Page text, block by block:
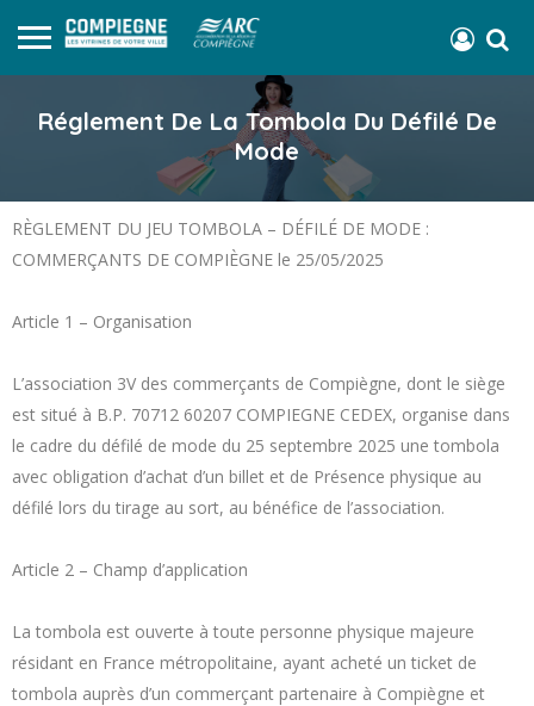
Réglement De La Tombola Du Défilé De
Mode
RÈGLEMENT DU JEU TOMBOLA – DÉFILÉ DE MODE :
COMMERÇANTS DE COMPIÈGNE le 25/05/2025
Article 1 – Organisation
L’association 3V des commerçants de Compiègne, dont le siège
est situé à B.P. 70712 60207 COMPIEGNE CEDEX, organise dans
le cadre du défilé de mode du 25 septembre 2025 une tombola
avec obligation d’achat d’un billet et de Présence physique au
défilé lors du tirage au sort, au bénéfice de l’association.
Article 2 – Champ d’application
La tombola est ouverte à toute personne physique majeure
résidant en France métropolitaine, ayant acheté un ticket de
tombola auprès d’un commerçant partenaire à Compiègne et